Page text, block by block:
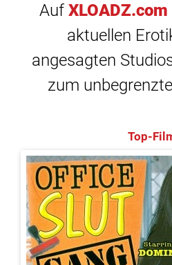
Auf XLOADZ.com
aktuellen
angesagten
zum
Top-